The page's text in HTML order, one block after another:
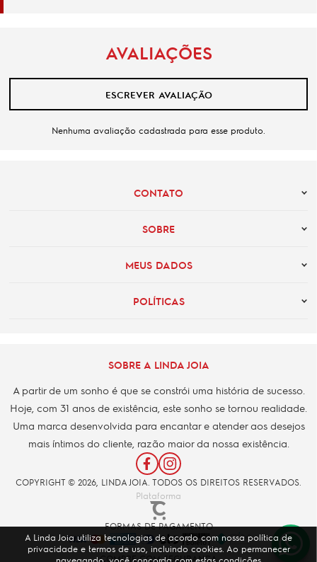
AVALIAÇÕES
ESCREVER AVALIAÇÃO
Nenhuma avaliação cadastrada para esse produto.
CONTATO
SOBRE
MEUS DADOS
POLÍTICAS
SOBRE A LINDA JOIA
A partir de um sonho é que se constrói uma história de sucesso.
Hoje, com 31 anos de existência, este sonho se tornou realidade.
Uma marca desenvolvida para encantar e atender aos desejos
mais íntimos do cliente, razão maior da nossa existência.
COPYRIGHT © 2026, LINDA JOIA. TODOS OS DIREITOS RESERVADOS.
Plataforma
FORMAS DE PAGAMENTO
COMPRE COM SEGURANÇA
A Linda Joia utiliza tecnologias de acordo com nossa política de
privacidade e termos de uso, incluindo cookies. Ao permanecer